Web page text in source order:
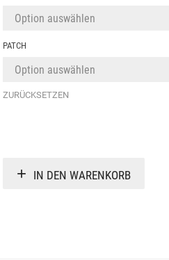
PATCH
ZURÜCKSETZEN
IN DEN WARENKORB